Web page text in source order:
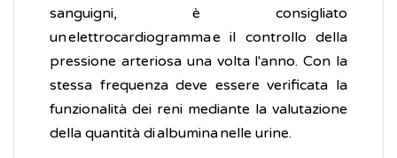
sanguigni, è consigliato
un elettrocardiogramma e il controllo della
pressione arteriosa una volta l'anno. Con la
stessa frequenza deve essere verificata la
funzionalità dei reni mediante la valutazione
della quantità di albumina nelle urine.